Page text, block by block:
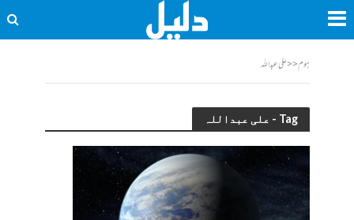
ہوم<<علی عبداللہ
Tag - علی عبداللہ